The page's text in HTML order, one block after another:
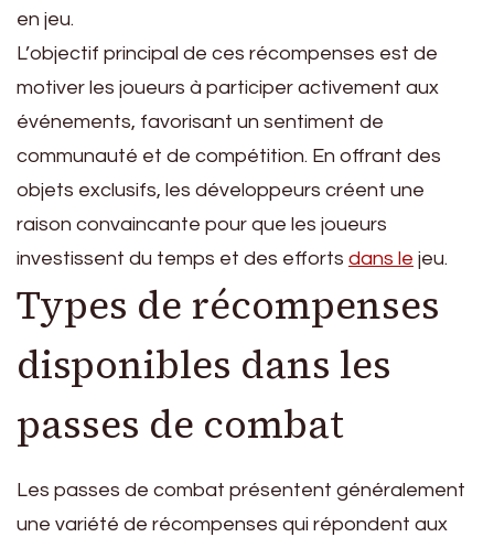
en jeu.
L’objectif principal de ces récompenses est de
motiver les joueurs à participer activement aux
événements, favorisant un sentiment de
communauté et de compétition. En offrant des
objets exclusifs, les développeurs créent une
raison convaincante pour que les joueurs
investissent du temps et des efforts dans le jeu.
Types de récompenses
disponibles dans les
passes de combat
Les passes de combat présentent généralement
une variété de récompenses qui répondent aux